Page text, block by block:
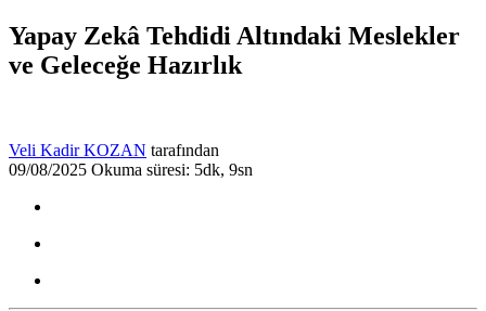
Yapay Zekâ Tehdidi Altındaki Meslekler
ve Geleceğe Hazırlık
Veli Kadir KOZAN tarafından
09/08/2025 Okuma süresi: 5dk, 9sn